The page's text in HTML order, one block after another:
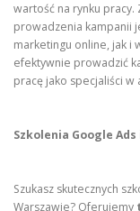
wartość na rynku pracy.
prowadzenia kampanii
marketingu online, jak i
efektywnie prowadzić
pracę jako specjaliści w
Szkolenia Google Ads
Szukasz skutecznych
Warszawie? Oferujemy